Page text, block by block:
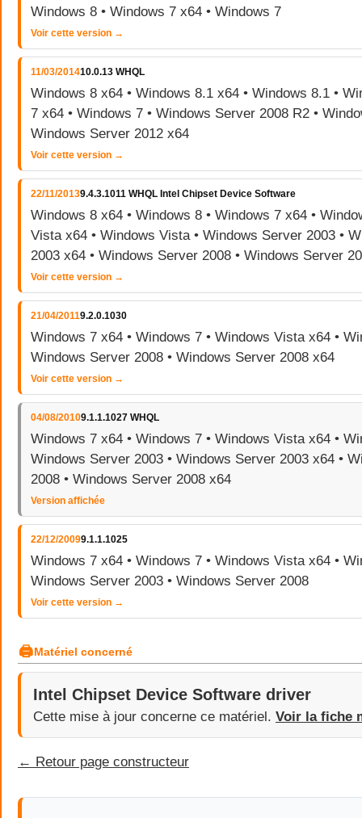
Windows 8 • Windows 7 x64 • Windows 7
Voir cette version →
11/03/201410.0.13 WHQL
Windows 8 x64 • Windows 8.1 x64 • Windows 8.1 •
7 x64 • Windows 7 • Windows Server 2008 R2 •
Windows Server 2012 x64
Voir cette version →
22/11/20139.4.3.1011 WHQL Intel Chipset Device Software
Windows 8 x64 • Windows 8 • Windows 7 x64 •
Vista x64 • Windows Vista • Windows Server 2003 •
2003 x64 • Windows Server 2008 • Windows Server
Voir cette version →
21/04/20119.2.0.1030
Windows 7 x64 • Windows 7 • Windows Vista x64 •
Windows Server 2008 • Windows Server 2008 x64
Voir cette version →
04/08/20109.1.1.1027 WHQL
Windows 7 x64 • Windows 7 • Windows Vista x64 •
Windows Server 2003 • Windows Server 2003 x64 •
2008 • Windows Server 2008 x64
Version affichée
22/12/20099.1.1.1025
Windows 7 x64 • Windows 7 • Windows Vista x64 •
Windows Server 2003 • Windows Server 2008
Voir cette version →
🖨Matériel concerné
Intel Chipset Device Software driver
Cette mise à jour concerne ce matériel. Voir la fiche
← Retour page constructeur